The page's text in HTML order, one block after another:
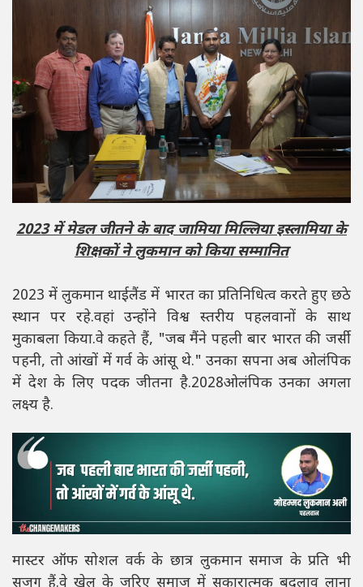
2023 में मेडल जीतने के बाद जामिया मिल्लिया इस्लामिया के
शिक्षकों ने लुकमान को किया सम्मानित
2023 में लुकमान थाईलैंड में भारत का प्रतिनिधित्व करते हुए छठे
स्थान पर रहे.वहां उन्होंने विश्व स्तरीय पहलवानों के साथ
मुकाबला किया.वे कहते हैं, "जब मैंने पहली बार भारत की जर्सी
पहनी, तो आंखों में गर्व के आंसू थे." उनका सपना अब ओलंपिक
में देश के लिए पदक जीतना है.2028ओलंपिक उनका अगला
लक्ष्य है.
मास्टर ऑफ सोशल वर्क के छात्र लुकमान समाज के प्रति भी